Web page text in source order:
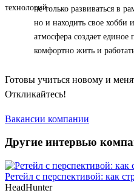
не только развиваться в
но и находить свое хобби
атмосфера создает единое
комфортно жить и
Готовы учиться новому и
Откликайтесь!
Вакансии компании
Другие интервью
Ретейл с перспективой: как
HeadHunter